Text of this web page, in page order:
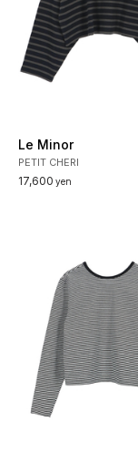
Le Minor
PETIT CHERI
17,600 yen